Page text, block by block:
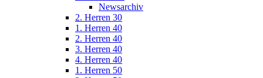
Newsarchiv
2. Herren 30
1. Herren 40
2. Herren 40
3. Herren 40
4. Herren 40
1. Herren 50